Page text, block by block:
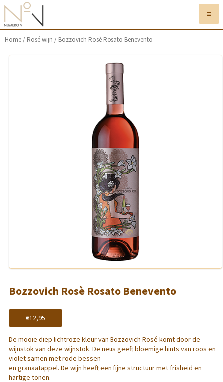
≡
Home / Rosé wijn / Bozzovich Rosè Rosato Benevento
Bozzovich Rosè Rosato Benevento
€12,95
De mooie diep lichtroze kleur van Bozzovich Rosé komt door de
wijnstok van deze wijnstok. De neus geeft bloemige hints van roos en
violet samen met rode bessen
en granaatappel. De wijn heeft een fijne structuur met frisheid en
hartige tonen.